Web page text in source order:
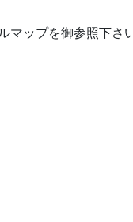
マップを御参照下さ